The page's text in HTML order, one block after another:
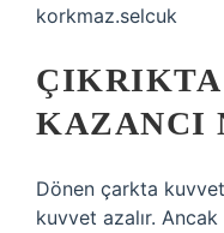
korkmaz.selcuk
KAZANCI
Dönen çarkta
kuvvet azalır.